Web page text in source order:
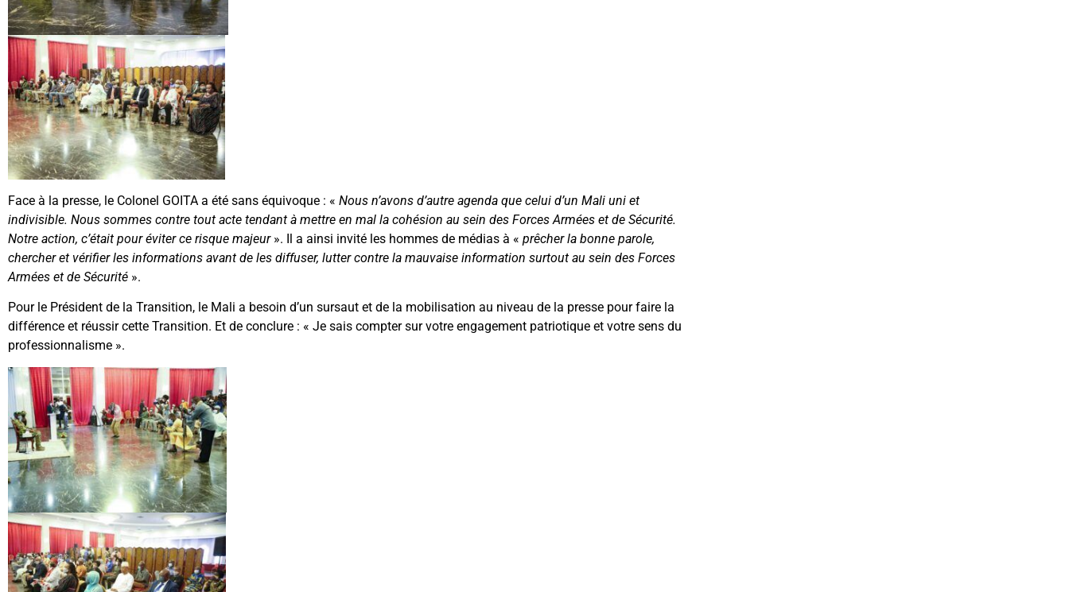
Face à la presse, le Colonel GOITA a été sans équivoque : « Nous n’avons d’autre agenda que celui d’un Mali uni et
indivisible. Nous sommes contre tout acte tendant à mettre en mal la cohésion au sein des Forces Armées et de Sécurité.
Notre action, c’était pour éviter ce risque majeur». Il a ainsi invité les hommes de médias à « prêcher la bonne parole,
chercher et vérifier les informations avant de les diffuser, lutter contre la mauvaise information surtout au sein des Forces
Armées et de Sécurité ».
Pour le Président de la Transition, le Mali a besoin d’un sursaut et de la mobilisation au niveau de la presse pour faire la
différence et réussir cette Transition. Et de conclure : « Je sais compter sur votre engagement patriotique et votre sens du
professionnalisme ».